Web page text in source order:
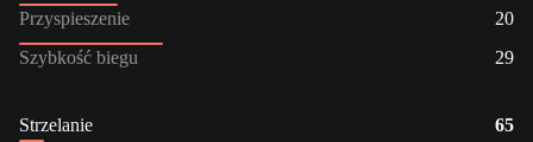
Przyspieszenie
20
Szybkość biegu
29
Strzelanie
65